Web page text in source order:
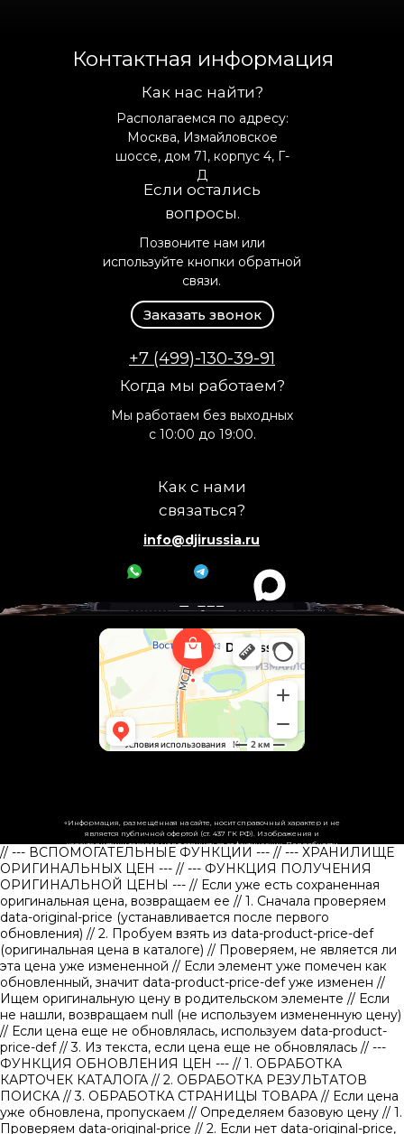
Как нас найти?
Когда мы работаем?
Если остались
вопросы.
Как с нами
связаться?
Располагаемся по адресу:
Москва, Измайловское
шоссе, дом 71, корпус 4, Г-
Д
Мы работаем без выходных
с 10:00 до 19:00.
Позвоните нам или
используйте кнопки обратной
связи.
+7 (499)-130-39-91
info@djirussia.ru
Заказать звонок
Контактная информация
«Информация, размещённая на сайте, носит справочный характер и не
является публичной офертой (ст. 437 ГК РФ). Изображения и
характеристики товаров могут отличаться от фактических. Подробности
уточняйте у менеджеров.»
// --- ВСПОМОГАТЕЛЬНЫЕ ФУНКЦИИ --- // --- ХРАНИЛИЩЕ
ОРИГИНАЛЬНЫХ ЦЕН --- // --- ФУНКЦИЯ ПОЛУЧЕНИЯ
ОРИГИНАЛЬНОЙ ЦЕНЫ --- // Если уже есть сохраненная
оригинальная цена, возвращаем ее // 1. Сначала проверяем
data-original-price (устанавливается после первого
обновления) // 2. Пробуем взять из data-product-price-def
(оригинальная цена в каталоге) // Проверяем, не является ли
эта цена уже измененной // Если элемент уже помечен как
обновленный, значит data-product-price-def уже изменен //
Ищем оригинальную цену в родительском элементе // Если
не нашли, возвращаем null (не используем измененную цену)
// Если цена еще не обновлялась, используем data-product-
price-def// 3. Из текста, если цена еще не обновлялась // ---
ФУНКЦИЯ ОБНОВЛЕНИЯ ЦЕН --- // 1. ОБРАБОТКА
КАРТОЧЕК КАТАЛОГА // 2. ОБРАБОТКА РЕЗУЛЬТАТОВ
ПОИСКА // 3. ОБРАБОТКА СТРАНИЦЫ ТОВАРА // Если цена
уже обновлена, пропускаем // Определяем базовую цену // 1.
Проверяем data-original-price // 2. Если нет data-original-price,